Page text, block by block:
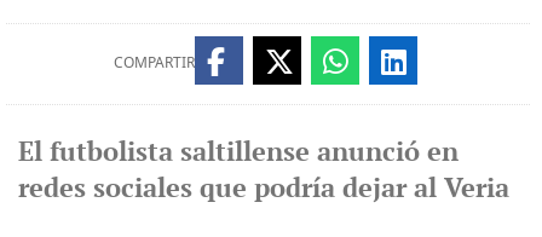
COMPARTIR
El futbolista saltillense anunció en
redes sociales que podría dejar al Veria